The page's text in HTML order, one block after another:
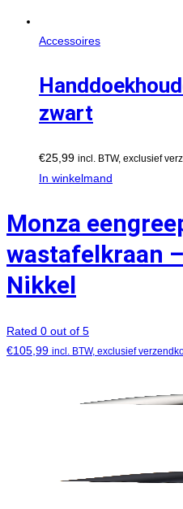
Accessoires
zwart
€25,99 incl. BTW, exclusief
In winkelmand
Monza
wastafelkraan
Nikkel
Rated 0 out of 5
€105,99 incl. BTW, exclusief